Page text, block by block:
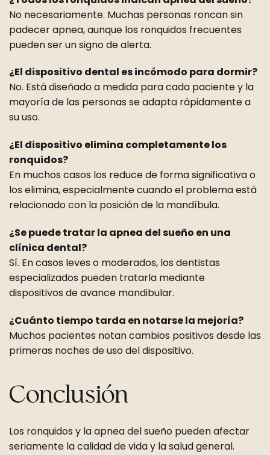
No necesariamente. Muchas personas roncan sin
padecer apnea, aunque los ronquidos frecuentes
pueden ser un signo de alerta.
¿El dispositivo dental es incómodo para dormir?
No. Está diseñado a medida para cada paciente y la
mayoría de las personas se adapta rápidamente a
su uso.
¿El dispositivo elimina completamente los
ronquidos?
En muchos casos los reduce de forma significativa o
los elimina, especialmente cuando el problema está
relacionado con la posición de la mandíbula.
¿Se puede tratar la apnea del sueño en una
clínica dental?
Sí. En casos leves o moderados, los dentistas
especializados pueden tratarla mediante
dispositivos de avance mandibular.
¿Cuánto tiempo tarda en notarse la mejoría?
Muchos pacientes notan cambios positivos desde las
primeras noches de uso del dispositivo.
Conclusión
Los ronquidos y la apnea del sueño pueden afectar
seriamente la calidad de vida y la salud general.